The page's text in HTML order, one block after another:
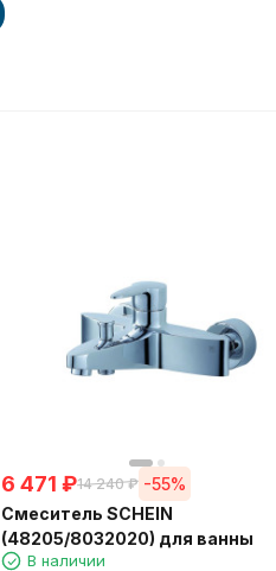
6 471 ₽14 240 ₽ -55%
Смеситель SCHEIN
(48205/8032020) для ванны
В наличии